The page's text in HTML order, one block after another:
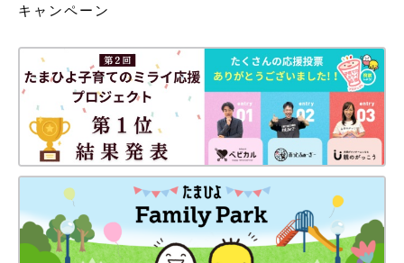
●電子レンジを使う際は、広口の耐熱容器に入れて水分を加え、
離乳食レシピについて
●レシピは1回分が基本です。
●材料は、2019年通知の厚生労働省策定「授乳・離乳の支援ガイ
ド」を目安に、作りやすい分量にしています。赤ちゃんの食べら
れる量・かたさなどには個人差があるので、その子に合ったペー
スで進めましょう。なお、食物アレルギーと診断されている場合
は、医師の指導、指示に従ってください。
●だし汁や野菜スープ、水、湯などの水分量は出来上がり量を目
キャンペーン